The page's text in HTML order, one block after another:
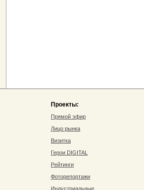
Проекты:
Прямой эфир
Лицо рынка
Визитка
Герои DIGITAL
Рейтинги
Фоторепортажи
Индустриальные